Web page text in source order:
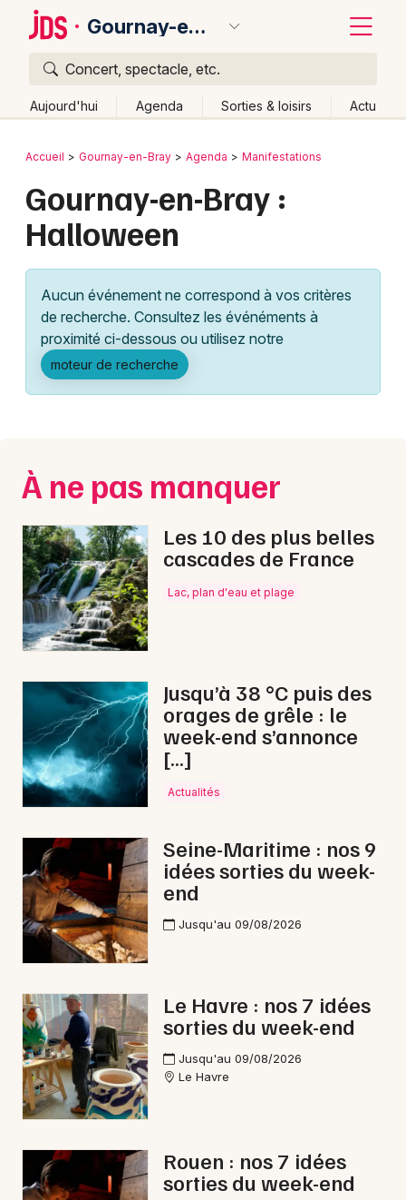
Gournay-en-Bray
Concert, spectacle, etc.
Aujourd'hui Agenda Sorties & loisirs Actu
Publier un événement
Grands événements
Activité & Expérience
Manifestations
Foires & salons
Concerts
Sports
Soirées
Sorties famille
Sorties & loisirs
Halloween dans la Seine-Maritime
Halloween en Haute-Normandie
Halloween en Normandie
Newsletter des sorties
Artistes en tournée
Actus à Gournay-en-Bray
Magazine à Gournay-en-Bray
Bordeaux
Colmar
Lille
Lyon
Marseille
Mulhouse
Nice
Paris
Strasbourg
Toulouse
Toutes les villes
Retour
Accueil Gournay-en-Bray Agenda Manifestations
Gournay-en-Bray :
Halloween
Aucun événement ne correspond à vos critères
de recherche. Consultez les événéments à
proximité ci-dessous ou utilisez notre
moteur de recherche
À ne pas manquer
Les 10 des plus belles
cascades de France
Lac, plan d'eau et plage
Jusqu’à 38 °C puis des
orages de grêle : le
week-end s’annonce
[…]
Actualités
Seine-Maritime : nos 9
idées sorties du week-
end
Jusqu'au 09/08/2026
Le Havre : nos 7 idées
sorties du week-end
Jusqu'au 09/08/2026
Le Havre
Rouen : nos 7 idées
sorties du week-end
Quoi ?
Où ?
Haute-Normandie
Partout
Près de moi
Changer de lieu
Aujourd'hui
Demain Ce week-end Autre